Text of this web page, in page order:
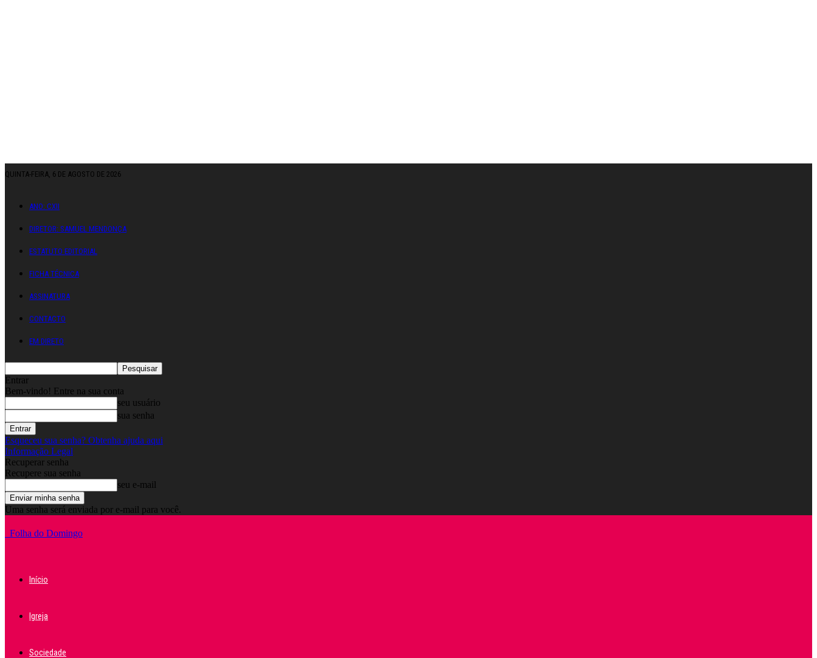
QUINTA-FEIRA, 6 DE AGOSTO DE 2026
ANO: CXII
DIRETOR: SAMUEL MENDONÇA
ESTATUTO EDITORIAL
FICHA TÉCNICA
ASSINATURA
CONTACTO
EM DIRETO
Entrar
Bem-vindo! Entre na sua conta
seu usuário
sua senha
Esqueceu sua senha? Obtenha ajuda aqui
Informação Legal
Recuperar senha
Recupere sua senha
seu e-mail
Uma senha será enviada por e-mail para você.
Folha do Domingo
Início
Igreja
Sociedade